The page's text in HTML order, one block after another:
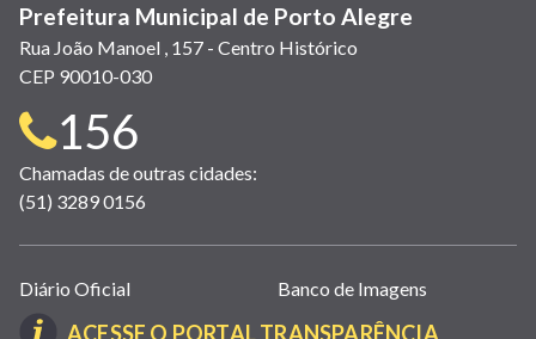
Prefeitura Municipal de Porto Alegre
Rua João Manoel , 157 - Centro Histórico
CEP 90010-030
Telefone
para
contato:
156
Chamadas de outras cidades:
(51) 3289 0156
Links
úteis
Diário Oficial Banco de Imagens
ACESSE O PORTAL TRANSPARÊNCIA(LINK